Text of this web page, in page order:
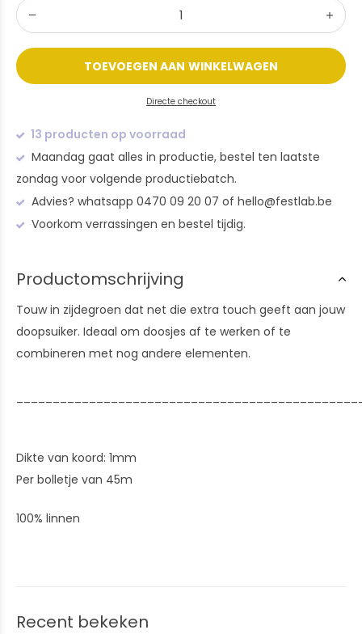
TOEVOEGEN AAN WINKELWAGEN
Directe checkout
13 producten op voorraad
Maandag gaat alles in productie, bestel ten laatste
zondag voor volgende productiebatch.
Advies? whatsapp 0470 09 20 07 of hello@festlab.be
Voorkom verrassingen en bestel tijdig.
Productomschrijving
Touw in zijdegroen dat net die extra touch geeft aan jouw
doopsuiker. Ideaal om doosjes af te werken of te
combineren met nog andere elementen.
Dikte van koord: 1mm
Per bolletje van 45m
100% linnen
Recent bekeken